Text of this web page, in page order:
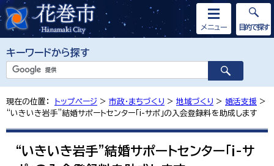
キーワードから探す
メニュー 目的で探す
現在の位置： トップページ > 市政・まちづくり > 地域づくり > 婚活支援 >
“いきいき岩手”結婚サポートセンター「i-サポ」の入会登録料を助成します
“いきいき岩手”結婚サポートセンター「i-サ